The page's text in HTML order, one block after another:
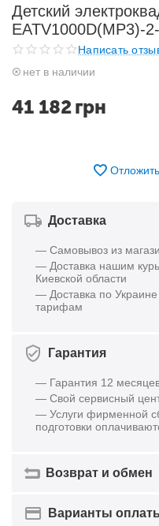
Детский
EATV1000D(MP3)-
Написать
нет в наличии
41 182грн
Отложить
Доставка
— Самовывоз из
— Доставка нашим
Киевской области
— Доставка по
тарифам
Гарантия
— Гарантия 12
— Свой сервисный
— Услуги фирменной
подготовки
Возврат и обмен
Варианты